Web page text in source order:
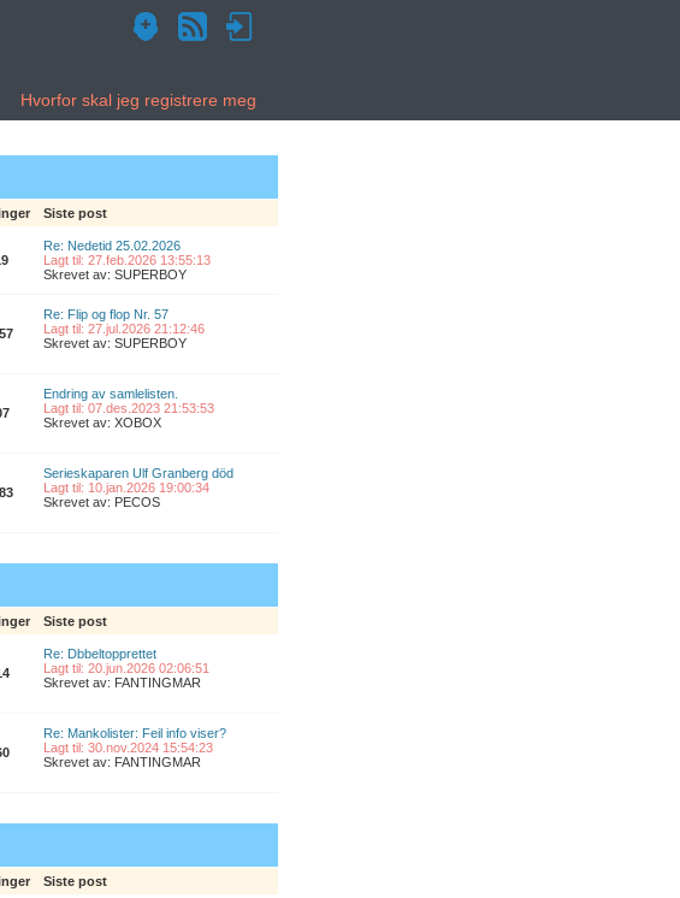
Hvorfor skal jeg registrere meg
Siste post
Re: Nedetid 25.02.2026
Lagt til: 27.feb.2026 13:55:13
Skrevet av: SUPERBOY
Re: Flip og flop Nr. 57
Lagt til: 27.jul.2026 21:12:46
Skrevet av: SUPERBOY
Endring av samlelisten.
Lagt til: 07.des.2023 21:53:53
Skrevet av: XOBOX
Serieskaparen Ulf Granberg död
Lagt til: 10.jan.2026 19:00:34
Skrevet av: PECOS
Siste post
Re: Dbbeltopprettet
Lagt til: 20.jun.2026 02:06:51
Skrevet av: FANTINGMAR
Re: Mankolister: Feil info viser?
Lagt til: 30.nov.2024 15:54:23
Skrevet av: FANTINGMAR
Siste post